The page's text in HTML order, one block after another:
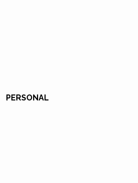
PERSONAL